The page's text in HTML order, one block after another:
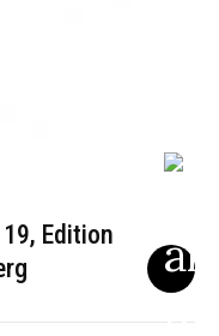
Edition